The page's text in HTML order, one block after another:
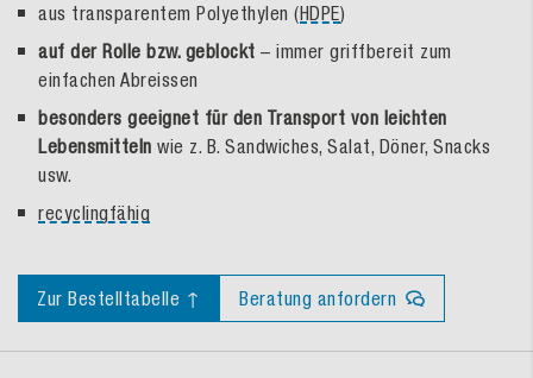
aus transparentem Polyethylen (HDPE)
auf der Rolle bzw. geblockt – immer griffbereit zum
einfachen Abreissen
besonders geeignet für den Transport von leichten
Lebensmitteln wie z. B. Sandwiches, Salat, Döner, Snacks
usw.
recyclingfähig
Zur Bestelltabelle ↑ Beratung anfordern